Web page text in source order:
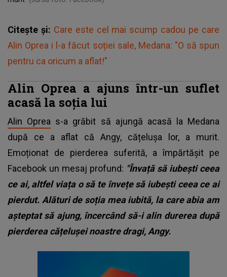
Citește și: Care este cel mai scump cadou pe care
Alin Oprea i l-a făcut soției sale, Medana: "O să spun
pentru ca oricum a aflat!"
Alin Oprea a ajuns într-un suflet
acasă la soția lui
Alin Oprea s-a grăbit să ajungă acasă la Medana
după ce a aflat că Angy, cățelușa lor, a murit.
Emoționat de pierderea suferită, a împărtășit pe
Facebook un mesaj profund: "Învață să iubești ceea
ce ai, altfel viața o să te învețe să iubești ceea ce ai
pierdut. Alături de soția mea iubită, la care abia am
așteptat să ajung, încercând să-i alin durerea după
pierderea cățelușei noastre dragi, Angy.